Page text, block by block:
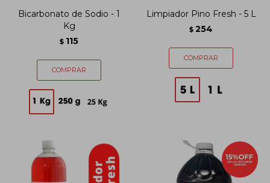
Bicarbonato de Sodio - 1
Kg
$ 115
Limpiador Pino Fresh - 5 L
$ 254